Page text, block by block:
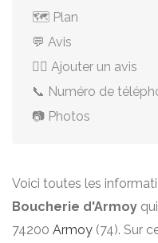
🗺️ Plan
💬 Avis
✍🏻 Ajouter un avis
📞 Numéro de
📷 Photos
Voici toutes les
Boucherie d'Armoy
74200 Armoy (74). Sur